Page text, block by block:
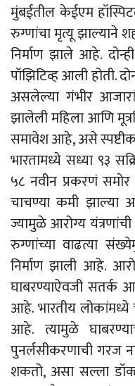
मुंबईतील केईएम
रुग्णांचा मृत्यू झाल्याने
निर्माण झाले आहे.
पॉझिटिव्ह आली होती.
असलेल्या गंभीर
झालेली महिला आणि
समावेश आहे, असे
भारतामध्ये सध्या ९३
५८ नवीन प्रकरणं
चाचण्या कमी झाल्या
ज्यामुळे आरोग्य
रुग्णांच्या वाढत्या
निर्माण झाली आहे.
घाबरण्याऐवजी सतर्क
आहे. भारतीय लोकांमध्ये
आहे. त्यामुळे
पुनर्लसीकरणाची गरज
शकतो, असा सल्ला